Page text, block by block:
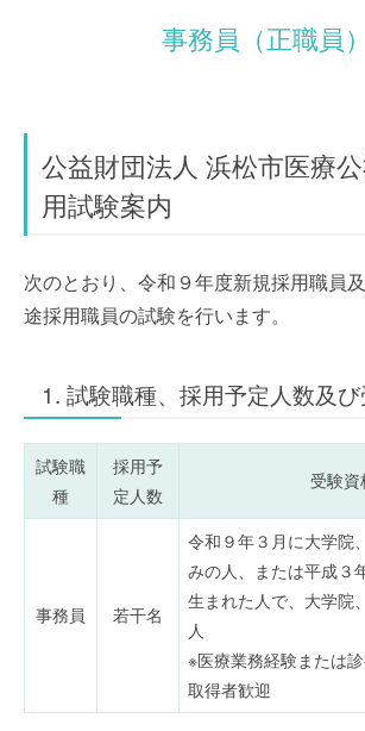
事務員（正職員）
公益財団法人 浜松市医療
用試験案内
次のとおり、令和９年度新規採用職員
途採用職員の試験を行います。
1. 試験職種、採用予定人数及
試験職
種
採用予
定人数
受験資
事務員 若干名
令和９年３月に大学院
みの人、または平成３
生まれた人で、大学院
人
※医療業務経験または
取得者歓迎